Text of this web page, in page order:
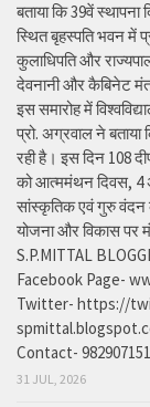
बताया कि 39वें
स्थित बृहस्पति भवन में
कुलाधिपति और
देवनानी और कैबिनेट
इस समारोह में
प्रो. अग्रवाल ने
रही है। इस दिन 108
को आत्ममंथन दिवस, 4
सांस्कृतिक एवं गुरु वंदन
योजना और विकास पर
S.P.MITTAL
Facebook Page-
Twitter- https://
Contact-
31 JUL, 2026